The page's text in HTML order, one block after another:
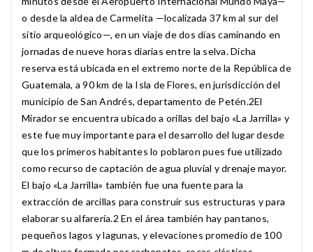
o desde la aldea de Carmelita —localizada 37 km al sur del
sitio arqueológico—, en un viaje de dos días caminando en
jornadas de nueve horas diarias entre la selva. Dicha
reserva está ubicada en el extremo norte de la República de
Guatemala, a 90 km de la Isla de Flores, en jurisdicción del
municipio de San Andrés, departamento de Petén.2​ El
Mirador se encuentra ubicado a orillas del bajo «La Jarrilla» y
este fue muy importante para el desarrollo del lugar desde
que los primeros habitantes lo poblaron pues fue utilizado
como recurso de captación de agua pluvial y drenaje mayor.
El bajo «La Jarrilla» también fue una fuente para la
extracción de arcillas para construir sus estructuras y para
elaborar su alfarería.2​ En el área también hay pantanos,
pequeños lagos y lagunas, y elevaciones promedio de 100